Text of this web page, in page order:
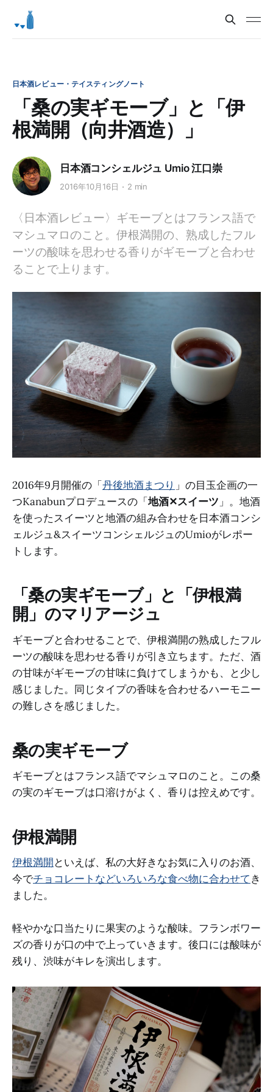
日本酒レビュー・テイスティングノート
「桑の実ギモーブ」と「伊
根満開（向井酒造）」
日本酒コンシェルジュ Umio 江口崇
2016年10月16日 2 min
〈日本酒レビュー〉ギモーブとはフランス語で
マシュマロのこと。伊根満開の、熟成したフル
ーツの酸味を思わせる香りがギモーブと合わせ
ることで上ります。
2016年9月開催の「丹後地酒まつり 」の目玉企画の一
つKanabunプロデュースの「地酒✕スイーツ 」。地酒
を使ったスイーツと地酒の組み合わせを日本酒コンシ
ェルジュ&スイーツコンシェルジュのUmioがレポー
トします。
「桑の実ギモーブ」と「伊根満
開」のマリアージュ
ギモーブと合わせることで、伊根満開の熟成したフル
ーツの酸味を思わせる香りが引き立ちます。ただ、酒
の甘味がギモーブの甘味に負けてしまうかも、と少し
感じました。同じタイプの香味を合わせるハーモニー
の難しさを感じました。
桑の実ギモーブ
ギモーブとはフランス語でマシュマロのこと。この桑
の実のギモーブは口溶けがよく、香りは控えめです。
伊根満開
伊根満開といえば、私の大好きなお気に入りのお酒、
今でチョコレートなどいろいろな食べ物に合わせてき
ました。
軽やかな口当たりに果実のような酸味。フランボワー
ズの香りが口の中で上っていきます。後口には酸味が
残り、渋味がキレを演出します。